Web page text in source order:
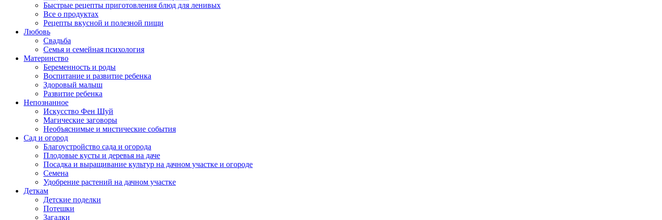
Быстрые рецепты приготовления блюд для ленивых
Все о продуктах
Рецепты вкусной и полезной пищи
Любовь
Свадьба
Семья и семейная психология
Материнство
Беременность и роды
Воспитание и развитие ребенка
Здоровый малыш
Развитие ребенка
Непознанное
Искусство Фен Шуй
Магические заговоры
Необъяснимые и мистические события
Сад и огород
Благоустройство сада и огорода
Плодовые кусты и деревья на даче
Посадка и выращивание культур на дачном участке и огороде
Семена
Удобрение растений на дачном участке
Деткам
Детские поделки
Потешки
Загадки